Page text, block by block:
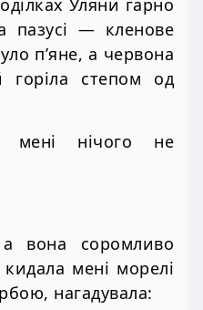
пазусі — кленове
п’яне, а червона
горіла степом од
нічого не
вона соромливо
мені морелі
нагадувала: